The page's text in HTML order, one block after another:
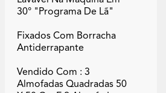
30° "programa De Lã"
Fixados Com Borracha
Antiderrapante
Vendido Com : 3
Almofadas Quadradas 50